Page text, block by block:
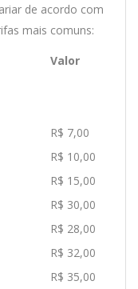
de acordo com
mais comuns:
Valor
R$ 7,00
R$ 10,00
R$ 15,00
R$ 30,00
R$ 28,00
R$ 32,00
R$ 35,00